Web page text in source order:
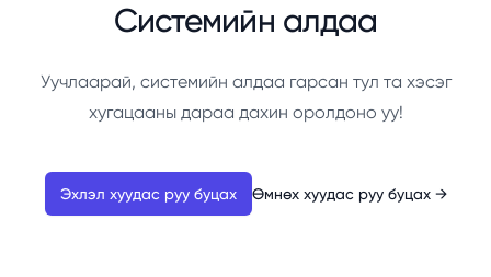
Системийн алдаа
Уучлаарай, системийн алдаа гарсан тул та хэсэг
хугацааны дараа дахин оролдоно уу!
Эхлэл хуудас руу буцах Өмнөх хуудас руу буцах →